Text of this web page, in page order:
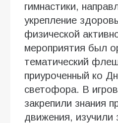
гимнастики,
укрепление
физической
мероприятия был
тематический
приуроченный ко
светофора. В
закрепили знания
движения, изучили